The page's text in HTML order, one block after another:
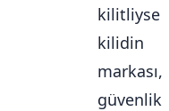
kilitliyse
kilidin
markası,
güvenlik